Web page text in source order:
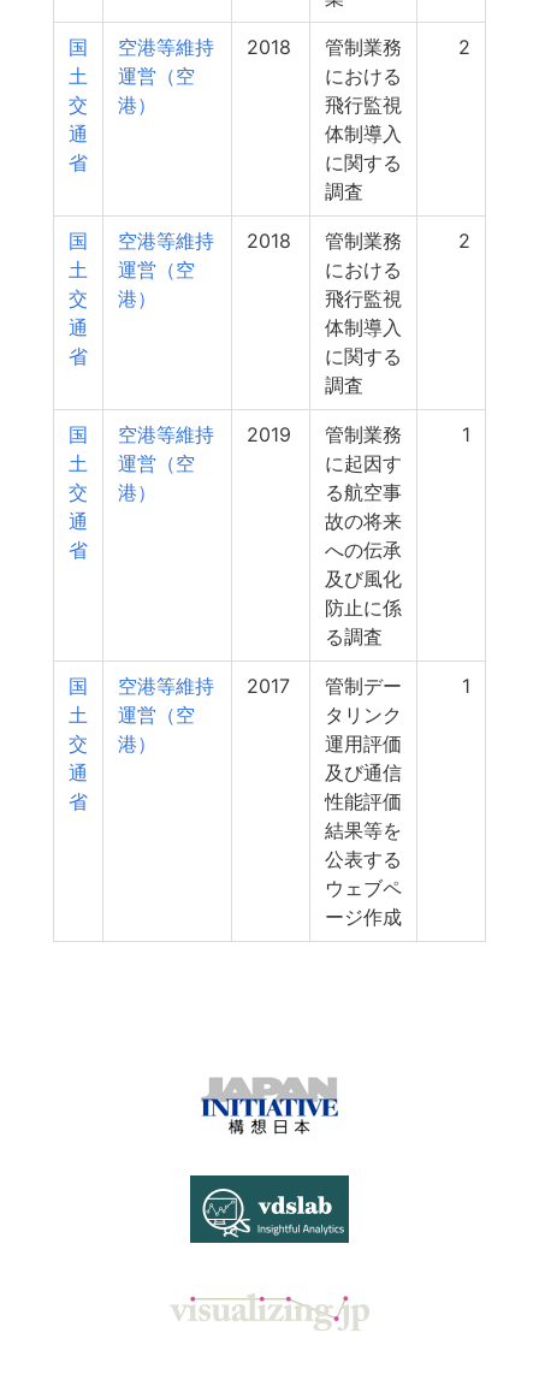
国
土
交
通
省
空港等維持
運営（空
港）
2018
管制業務
における
飛行監視
体制導入
に関する
調査
2
国
土
交
通
省
空港等維持
運営（空
港）
2018
管制業務
における
飛行監視
体制導入
に関する
調査
2
国
土
交
通
省
空港等維持
運営（空
港）
2019
管制業務
に起因す
る航空事
故の将来
への伝承
及び風化
防止に係
る調査
1
国
土
交
通
省
空港等維持
運営（空
港）
2017
管制デー
タリンク
運用評価
及び通信
性能評価
結果等を
公表する
ウェブペ
ージ作成
1